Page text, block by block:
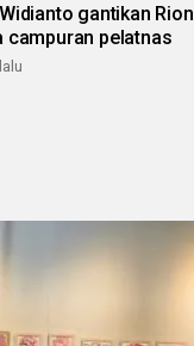
gantikan
campuran pelatnas